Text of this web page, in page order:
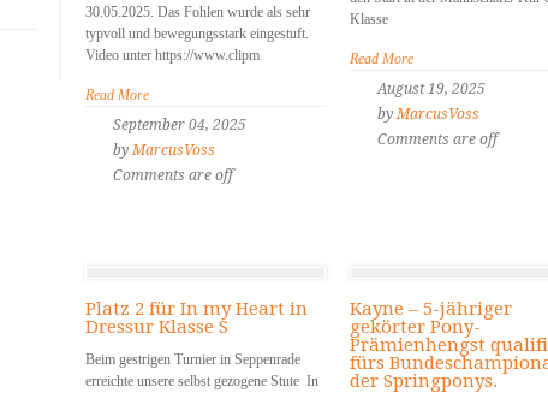
30.05.2025. Das Fohlen wurde als sehr
typvoll und bewegungsstark eingestuft.
Video unter https://www.clipm
Read More
September 04, 2025
byMarcusVoss
Comments are off
Klasse
Read More
August 19, 2025
byMarcusVoss
Comments are off
Platz 2 für In my Heart in
Dressur Klasse S
Beim gestrigen Turnier in Seppenrade
erreichte unsere selbst gezogene Stute In
Kayne – 5-jähriger
gekörter Pony-
Prämienhengst
fürs
der Springponys.